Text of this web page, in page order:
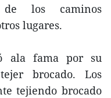
los caminos
lugares.
ala fama por su
brocado. Los
tejiendo brocado